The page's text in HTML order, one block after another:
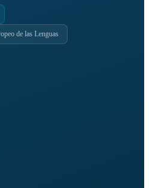
de las Lenguas